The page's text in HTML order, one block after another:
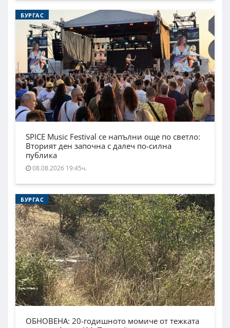
БУРГАС
SPICE Music Festival се напълни още по светло:
Вторият ден започна с далеч по-силна
публика
08.08.2026 19:45ч.
БУРГАС
ОБНОВЕНА: 20-годишното момиче от тежката